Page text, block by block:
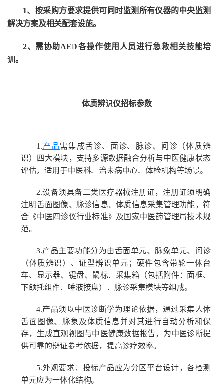
1、按采购方要求提供可同时监测所有仪器的中央监测
解决方案及相关配套设施。
2、需协助AED各操作使用人员进行急救相关技能培
训。
体质辨识仪招标参数
1.产品需集成舌诊、面诊、脉诊、问诊（体质辨
识）四大模块，支持多源数据融合分析与中医健康状态
评估，适用于中医科、治未病中心、体检机构等场景。
2.设备须具备二类医疗器械注册证，注册证须明确
注明舌面图像、脉诊信息、体质信息采集管理功能，符
合《中医四诊仪行业标准》及国家中医药管理局技术规
范。
3.产品主要功能分为由舌面单元、脉象单元、问诊
（体质辨识）、证型辨识单元；硬件包含带轮一体台
车、显示器、键盘、鼠标、采集箱（包括附件：面框、
下颌托组件、唾液接盘）、脉诊采集模块等组成。
4.产品须以中医诊断学为理论依据，通过采集人体
舌面图像、脉象及体质信息并对其进行自动分析和保
存，生成直观视图与中医健康数据报告，为中医诊断提
供可靠的辩证参考依据，提高诊疗效率。
5.外观要求：投标产品应为分区平台设计，各检测
单元应为一体化结构。